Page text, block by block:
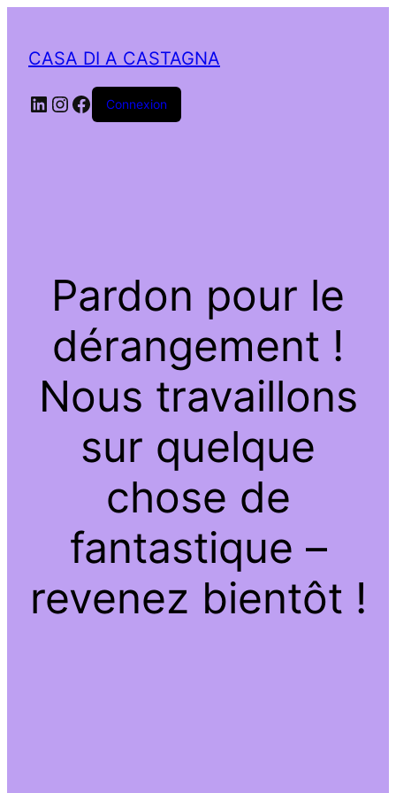
CASA DI A CASTAGNA
LinkedIn
Instagram
Facebook
Connexion
Pardon pour le
dérangement !
Nous travaillons
sur quelque
chose de
fantastique –
revenez bientôt !